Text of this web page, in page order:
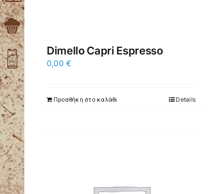
Dimello Capri Espresso
0,00€
Προσθήκη στο καλάθι Details